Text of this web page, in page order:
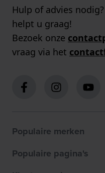
Hulp of advies
helpt u graag!
Bezoek onze
vraag via het
Populaire merken
Populaire pagina's